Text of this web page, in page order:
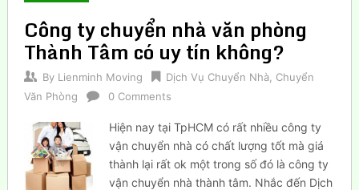
Công ty chuyển nhà văn phòng
Thành Tâm có uy tín không?
By Lienminh Moving Dịch Vụ Chuyển Nhà, Chuyển
Văn Phòng
0 Comments
Hiện nay tại TpHCM có rất nhiều công ty
vận chuyển nhà có chất lượng tốt mà giá
thành lại rất ok một trong số đó là công ty
vận chuyển nhà thành tâm. Nhắc đến Dịch